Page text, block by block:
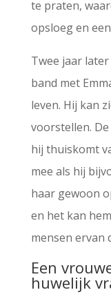
te praten,
opsloeg en
Twee jaar
band met
leven. Hij kan
voorstellen.
hij thuiskomt
mee als hij
haar gewoon
en het kan
mensen ervan
Een
huwelijk